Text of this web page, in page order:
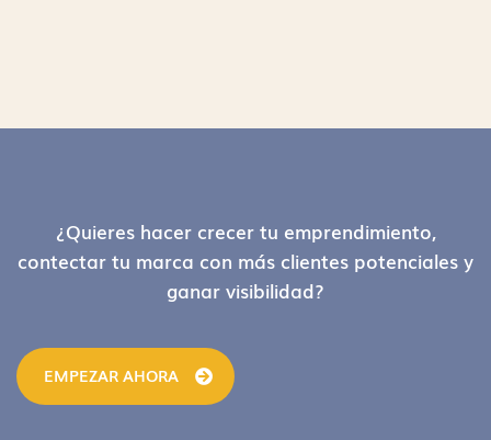
Footer¿Quieres hacer crecer tu emprendimiento,
contectar tu marca con más clientes potenciales y
ganar visibilidad?
EMPEZAR AHORA